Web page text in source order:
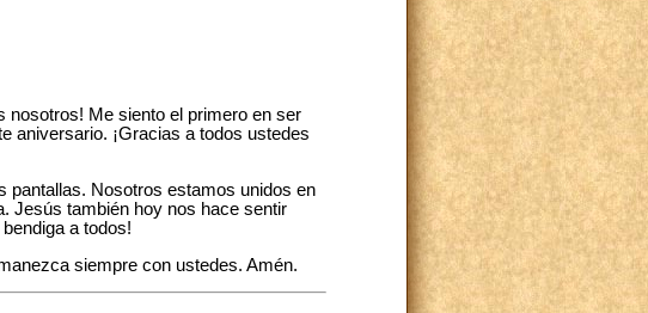
nosotros! Me siento el primero en ser
aniversario. ¡Gracias a todos ustedes
pantallas. Nosotros estamos unidos en
Jesús también hoy nos hace sentir
a todos!
siempre con ustedes. Amén.